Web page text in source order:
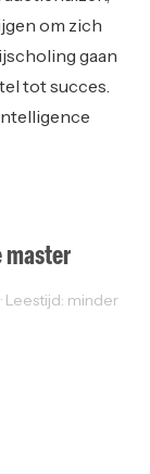
om zich
gaan
tot succes.
master
Leestijd: minder